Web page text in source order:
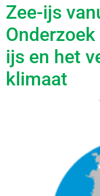
Zee-ijs
ijs en het
klimaat